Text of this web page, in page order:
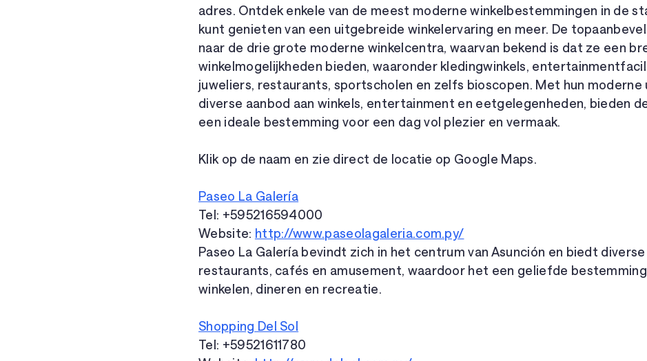
adres. Ontdek enkele van de meest moderne winkelbestemmingen in de
kunt genieten van een uitgebreide winkelervaring en meer. De
naar de drie grote moderne winkelcentra, waarvan bekend is dat ze een
winkelmogelijkheden bieden, waaronder kledingwinkels,
juweliers, restaurants, sportscholen en zelfs bioscopen. Met hun
diverse aanbod aan winkels, entertainment en eetgelegenheden, bieden
een ideale bestemming voor een dag vol plezier en vermaak.
Klik op de naam en zie direct de locatie op Google Maps.
Paseo La Galería
Tel: +595216594000
Website: http://www.paseolagaleria.com.py/
Paseo La Galería bevindt zich in het centrum van Asunción en biedt diverse
restaurants, cafés en amusement, waardoor het een geliefde
winkelen, dineren en recreatie.
Shopping Del Sol
Tel: +59521611780